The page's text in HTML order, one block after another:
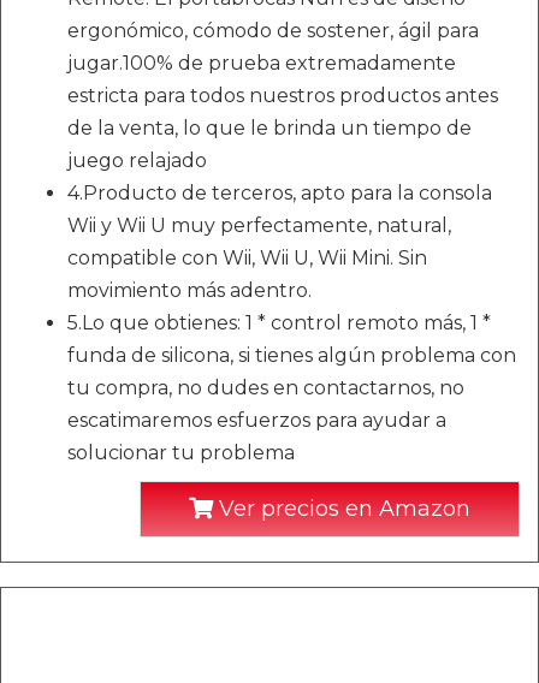
ergonómico, cómodo de sostener, ágil para
jugar.100% de prueba extremadamente
estricta para todos nuestros productos antes
de la venta, lo que le brinda un tiempo de
juego relajado
4.Producto de terceros, apto para la consola
Wii y Wii U muy perfectamente, natural,
compatible con Wii, Wii U, Wii Mini. Sin
movimiento más adentro.
5.Lo que obtienes: 1 * control remoto más, 1 *
funda de silicona, si tienes algún problema con
tu compra, no dudes en contactarnos, no
escatimaremos esfuerzos para ayudar a
solucionar tu problema
Ver precios en Amazon